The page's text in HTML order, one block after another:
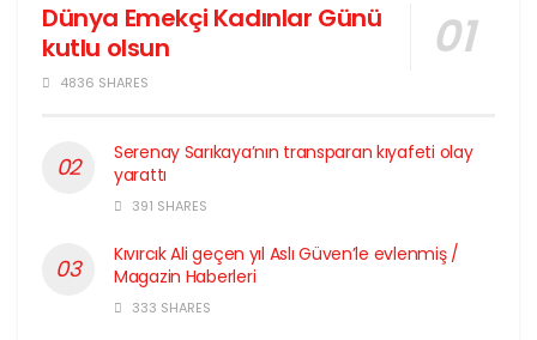
Dünya Emekçi Kadınlar Günü
kutlu olsun
4836 SHARES
Serenay Sarıkaya’nın transparan kıyafeti olay
yarattı
391 SHARES
Kıvırcık Ali geçen yıl Aslı Güven’le evlenmiş /
Magazin Haberleri
333 SHARES